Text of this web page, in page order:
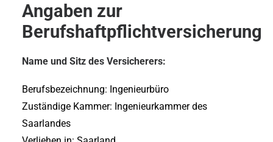
Angaben zur
Berufshaftpflichtversicherung
Name und Sitz des Versicherers:
Berufsbezeichnung: Ingenieurbüro
Zuständige Kammer: Ingenieurkammer des
Saarlandes